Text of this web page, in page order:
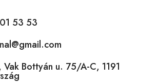
53 53
Vak Bottyán u. 75/A-C, 1191